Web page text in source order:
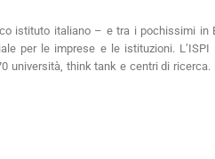
istituto italiano – e tra i pochissimi in
per le imprese e le istituzioni. L’ISPI
università, think tank e centri di